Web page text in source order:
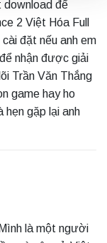
download để
2 Việt Hóa Full
đặt nếu anh em
nhận được giải
Trần Văn Thắng
game hay ho
hẹn gặp lại anh
là một người